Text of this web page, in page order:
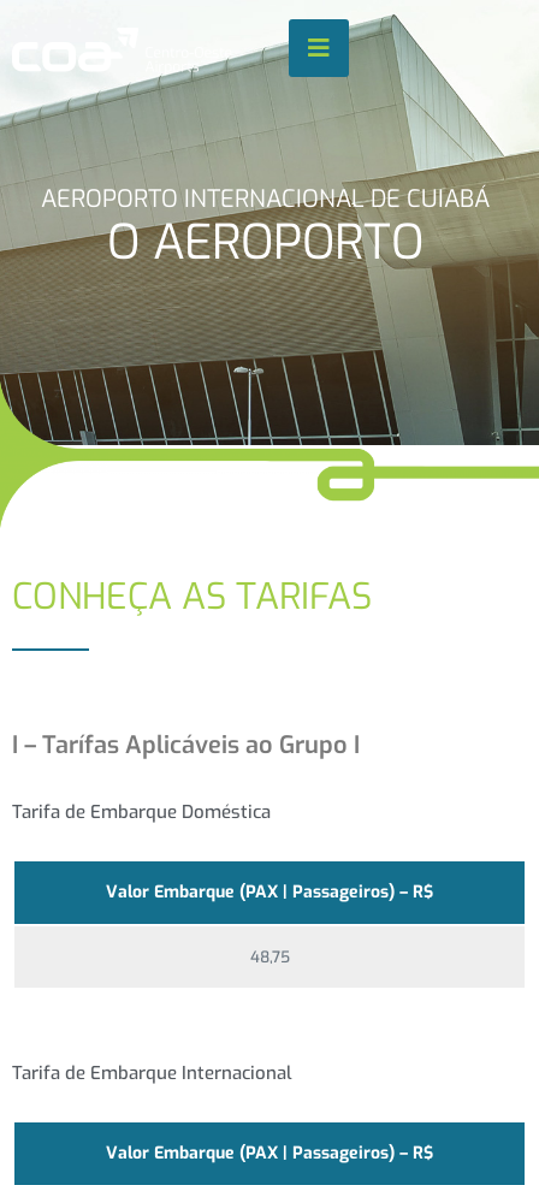
Pular
o
conteúdo
AEROPORTO INTERNACIONAL DE CUIABÁ
O AEROPORTO
CONHEÇA AS TARIFAS
I – Tarífas Aplicáveis ao Grupo I
Tarifa de Embarque Doméstica
Valor Embarque (PAX | Passageiros) – R$
48,75
Tarifa de Embarque Internacional
Valor Embarque (PAX | Passageiros) – R$